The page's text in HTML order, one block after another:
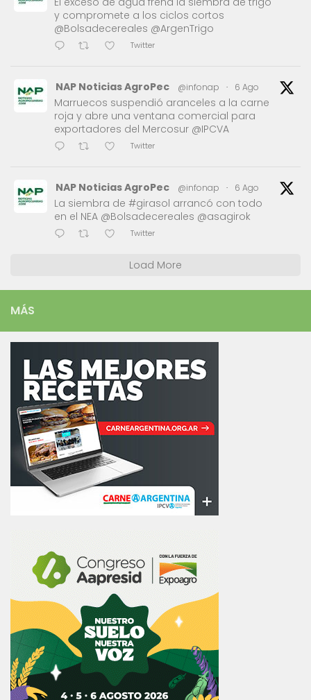
y compromete a los ciclos cortos
@Bolsadecereales @ArgenTrigo
Twitter
NAP Noticias AgroPec @infonap · 6 Ago
Marruecos suspendió aranceles a la carne
roja y abre una ventana comercial para
exportadores del Mercosur @IPCVA
Twitter
NAP Noticias AgroPec @infonap · 6 Ago
La siembra de #girasol arrancó con todo
en el NEA @Bolsadecereales @asagirok
Twitter
Load More
MÁS